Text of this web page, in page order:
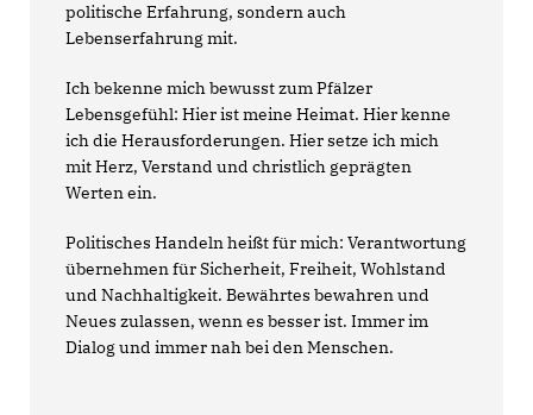
politische Erfahrung, sondern auch
Lebenserfahrung mit.
Ich bekenne mich bewusst zum Pfälzer
Lebensgefühl: Hier ist meine Heimat. Hier kenne
ich die Herausforderungen. Hier setze ich mich
mit Herz, Verstand und christlich geprägten
Werten ein.
Politisches Handeln heißt für mich: Verantwortung
übernehmen für Sicherheit, Freiheit, Wohlstand
und Nachhaltigkeit. Bewährtes bewahren und
Neues zulassen, wenn es besser ist. Immer im
Dialog und immer nah bei den Menschen.